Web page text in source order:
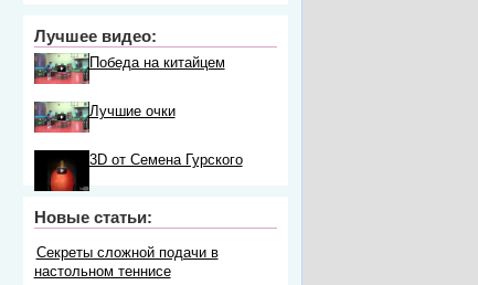
Лучшее видео:
Победа на китайцем
Лучшие очки
3D от Семена Гурского
Новые статьи:
Секреты сложной подачи в
настольном теннисе